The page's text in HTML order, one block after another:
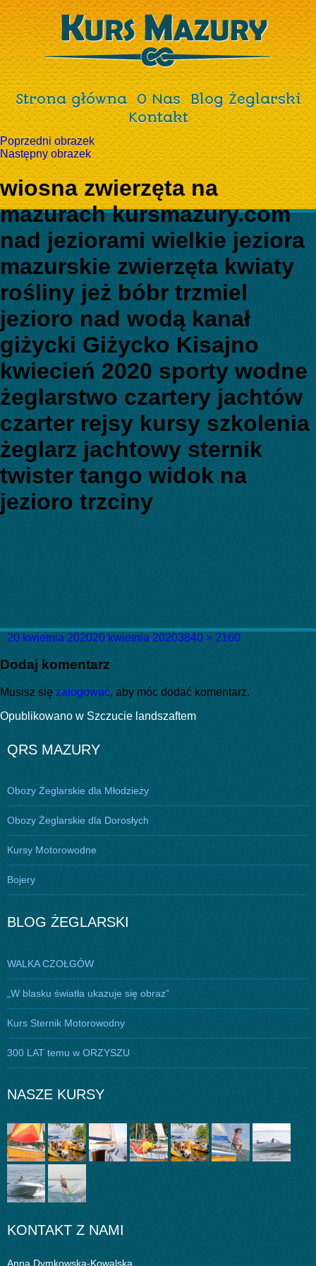
Strona główna O Nas
Blog Żeglarski
Kontakt
Poprzedni obrazek
Następny obrazek
wiosna zwierzęta na
mazurach kursmazury.com
nad jeziorami wielkie jeziora
mazurskie zwierzęta kwiaty
rośliny jeż bóbr trzmiel
jezioro nad wodą kanał
giżycki Giżycko Kisajno
kwiecień 2020 sporty wodne
żeglarstwo czartery jachtów
czarter rejsy kursy szkolenia
żeglarz jachtowy sternik
twister tango widok na
jezioro trzciny
Data
20 kwietnia 202020 kwietnia 2020Pełny
3840 × 2160
Dodaj komentarz
Musisz się zalogować, aby móc dodać komentarz.
Nawigacja
Opublikowano w Szczucie landszaftem
QRS MAZURY
Obozy Żeglarskie dla Młodzieży
Obozy Żeglarskie dla Dorosłych
Kursy Motorowodne
Bojery
BLOG ŻEGLARSKI
WALKA CZOŁGÓW
„W blasku światła ukazuje się obraz”
Kurs Sternik Motorowodny
300 LAT temu w ORZYSZU
NASZE KURSY
KONTAKT Z NAMI
Anna Dymkowska-Kowalska